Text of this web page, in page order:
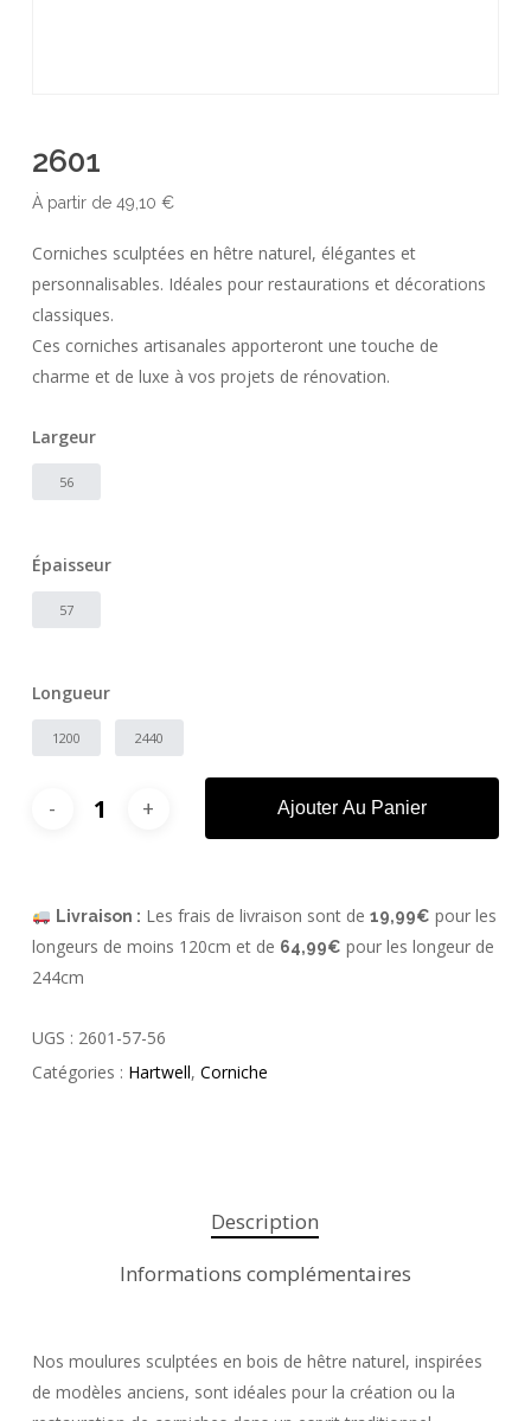
2601
À partir de 49,10 €
Corniches sculptées en hêtre naturel, élégantes et
personnalisables. Idéales pour restaurations et décorations
classiques.
Ces corniches artisanales apporteront une touche de
charme et de luxe à vos projets de rénovation.
Largeur
56
Épaisseur
57
Longueur
1200 2440
Ajouter Au Panier
Livraison : Les frais de livraison sont de 19,99€ pour les
longeurs de moins 120cm et de 64,99€ pour les longeur de
244cm
UGS : 2601-57-56
Catégories : Hartwell, Corniche
Description
Informations complémentaires
Nos moulures sculptées en bois de hêtre naturel, inspirées
de modèles anciens, sont idéales pour la création ou la